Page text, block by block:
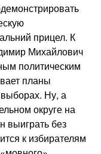
прицел. К
Михайлович
политическим
планы
Ну, а
округе на
выиграть без
к избирателям